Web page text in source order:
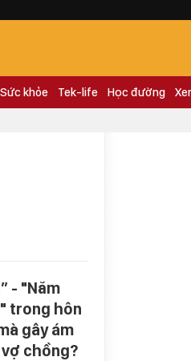
Sức khỏe Tek-life Học đường
- "Năm
trong hôn
gây ám
chồng?